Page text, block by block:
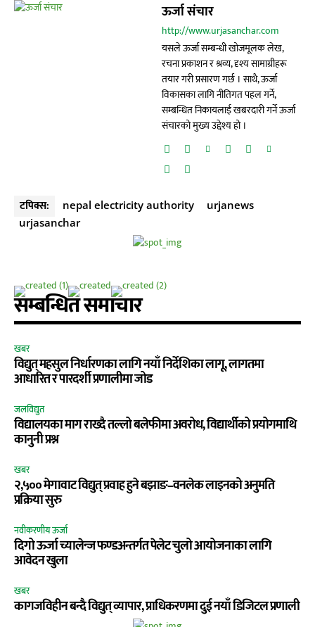
ऊर्जा संचार
http://www.urjasanchar.com
यसले ऊर्जा सम्बन्धी खोजमूलक लेख,
रचना प्रकाशन र श्रव्य, दृश्य सामाग्रीहरू
तयार गरी प्रसारण गर्छ । साथै, ऊर्जा
विकासका लागि नीतिगत पहल गर्ने,
सम्बन्धित निकायलाई खबरदारी गर्ने ऊर्जा
संचारको मुख्य उद्देश्य हो ।
टपिक्स: nepal electricity authority
urjanews
urjasanchar
सम्बन्धित समाचार
खबर
विद्युत् महसुल निर्धारणका लागि नयाँ निर्देशिका लागू, लागतमा
आधारित र पारदर्शी प्रणालीमा जोड
जलविद्युत
विद्यालयका माग राख्दै तल्लो बलेफीमा अवरोध, विद्यार्थीको प्रयोगमाथि
कानुनी प्रश्न
खबर
२,५०० मेगावाट विद्युत् प्रवाह हुने बझाङ–वनलेक लाइनको अनुमति
प्रक्रिया सुरु
नवीकरणीय ऊर्जा
दिगो ऊर्जा च्यालेन्ज फण्डअन्तर्गत पेलेट चुलो आयोजनाका लागि
आवेदन खुला
खबर
कागजविहीन बन्दै विद्युत् व्यापार, प्राधिकरणमा दुई नयाँ डिजिटल प्रणाली